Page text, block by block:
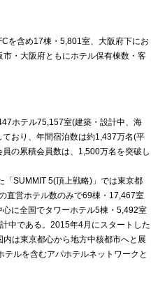
を含め17棟・5,801室、大阪府下にお
・大阪府ともにホテル保有棟数・客
ホテル75,157室(建築・設計中、海
おり、年間宿泊数は約1,437万名(平
の累積会員数は、1,500万名を突破し
SUMMIT 5(頂上戦略)」では東京都
直営ホテル数のみで69棟・17,467室
に全国でタワーホテル5棟・5,492室
中である。2015年4月にスタートした
は東京都心から地方中核都市へと展
ルを含むアパホテルネットワークと